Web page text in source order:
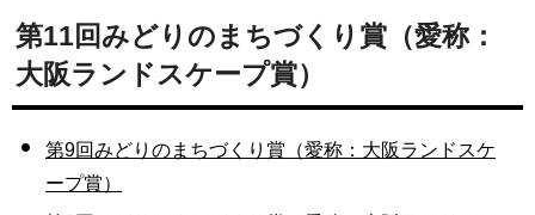
第11回みどりのまちづくり賞（愛称：
大阪ランドスケープ賞）
第9回みどりのまちづくり賞（愛称：大阪ランドスケ
ープ賞）